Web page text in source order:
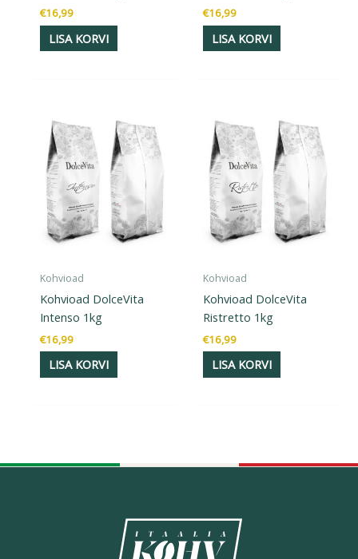
€16,99
LISA KORVI
€16,99
LISA KORVI
Kohvioad
Kohvioad DolceVita
Intenso 1kg
€16,99
LISA KORVI
Kohvioad
Kohvioad DolceVita
Ristretto 1kg
€16,99
LISA KORVI